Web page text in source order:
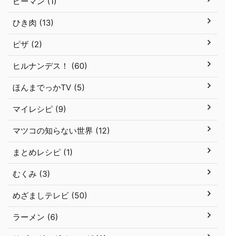
ひき肉 (13)
ピザ (2)
ヒルナンデス！ (60)
ほんまでっかTV (5)
マイレシピ (9)
マツコの知らない世界 (12)
まとめレシピ (1)
むくみ (3)
めざましテレビ (50)
ラーメン (6)